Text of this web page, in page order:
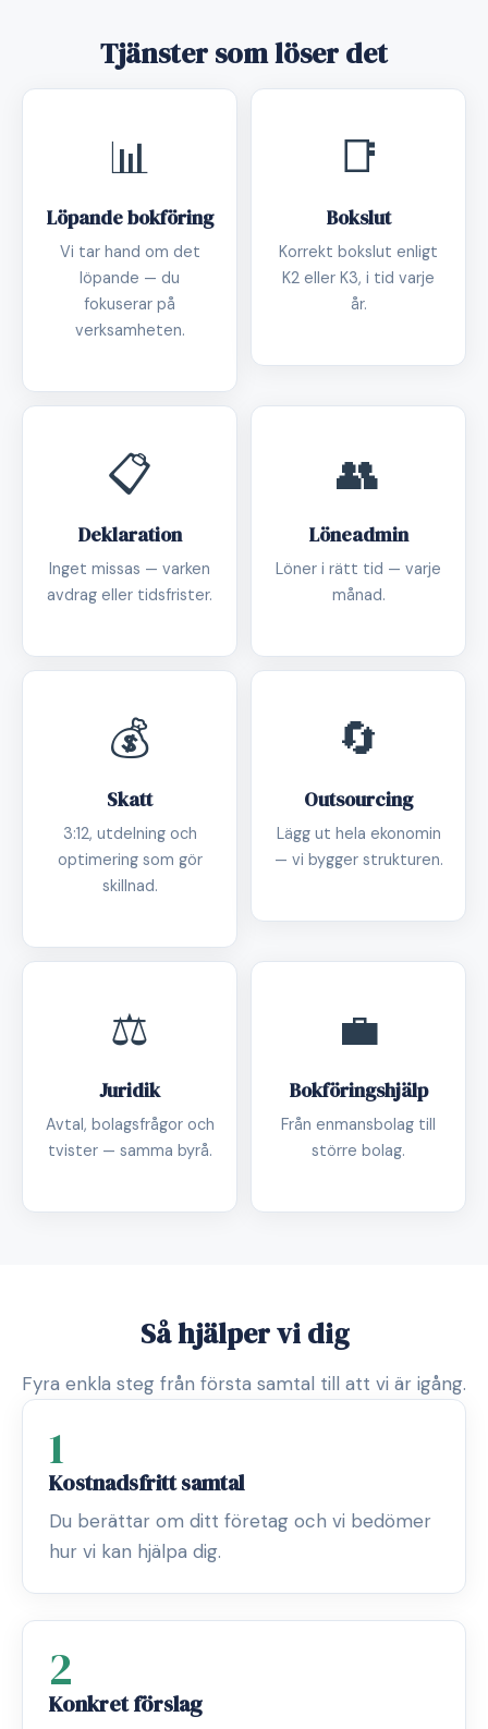
Tjänster som löser det
📊
Löpande bokföring
Vi tar hand om det
löpande — du
fokuserar på
verksamheten.
📑
Bokslut
Korrekt bokslut enligt
K2 eller K3, i tid varje
år.
📋
Deklaration
Inget missas — varken
avdrag eller tidsfrister.
👥
Löneadmin
Löner i rätt tid — varje
månad.
💰
Skatt
3:12, utdelning och
optimering som gör
skillnad.
🔄
Outsourcing
Lägg ut hela ekonomin
— vi bygger strukturen.
⚖️
Juridik
Avtal, bolagsfrågor och
tvister — samma byrå.
💼
Bokföringshjälp
Från enmansbolag till
större bolag.
Så hjälper vi dig
Fyra enkla steg från första samtal till att vi är igång.
1
Kostnadsfritt samtal
Du berättar om ditt företag och vi bedömer
hur vi kan hjälpa dig.
2
Konkret förslag